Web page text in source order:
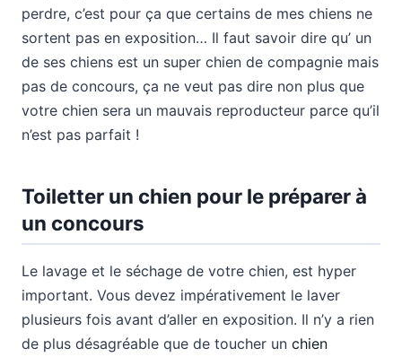
perdre, c’est pour ça que certains de mes chiens ne
sortent pas en exposition… Il faut savoir dire qu’ un
de ses chiens est un super chien de compagnie mais
pas de concours, ça ne veut pas dire non plus que
votre chien sera un mauvais reproducteur parce qu’il
n’est pas parfait !
Toiletter un chien pour le préparer à
un concours
Le lavage et le séchage de votre chien, est hyper
important. Vous devez impérativement le laver
plusieurs fois avant d’aller en exposition. Il n’y a rien
de plus désagréable que de toucher un chien